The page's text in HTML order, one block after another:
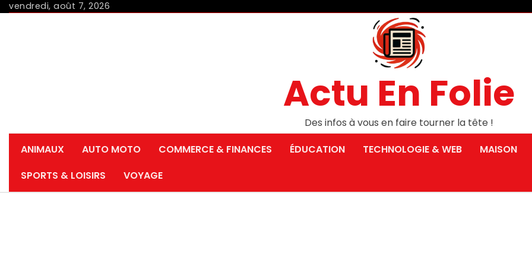
Skipvendredi, août 7, 2026
Actu En Folie
Des infos à vous en faire tourner la tête !
ANIMAUX
AUTO MOTO COMMERCE & FINANCES ÉDUCATION TECHNOLOGIE & WEB MAISON
SPORTS & LOISIRS
VOYAGE